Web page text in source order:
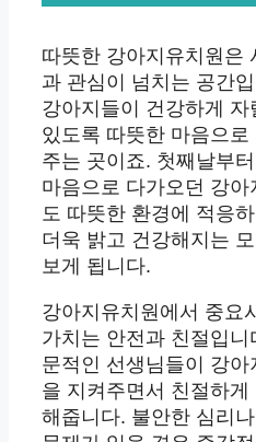
따뜻한 강아지유치원은
과 관심이 넘치는 공간
강아지들이 건강하게 자
있도록 따뜻한 마음으로
주는 곳이죠. 첫째날부
마음으로 다가오던 강아
도 따뜻한 환경에 적응
더욱 밝고 건강해지는
보게 됩니다.
강아지유치원에서 중요
가치는 안전과 친절입니
문적인 선생님들이 강아
을 지켜주면서 친절하게
해줍니다. 불안한 심리